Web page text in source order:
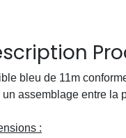
bleu de 11m
un assemblage entre
: